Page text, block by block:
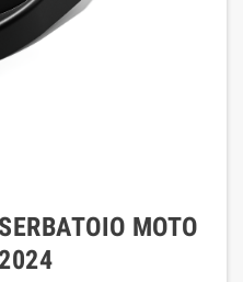
MOTO